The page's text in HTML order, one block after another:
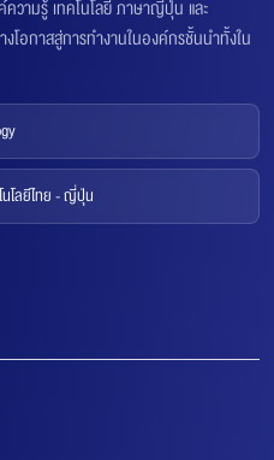
ามรู้ เทคโนโลยี ภาษาญี่ปุ่น และ
อกาสสู่การทำงานในองค์กรชั้นนำทั้งใน
โลยีไทย - ญี่ปุ่น